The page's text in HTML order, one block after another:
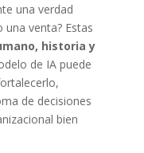
una verdad
venta? Estas
historia y
de IA puede
de decisiones
bien